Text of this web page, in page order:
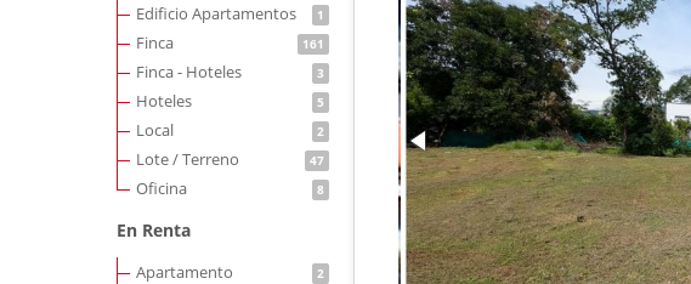
Edificio Apartamentos 1
Finca 161
Finca - Hoteles 3
Hoteles 5
Local 2
Lote / Terreno 47
Oficina 8
En Renta
Apartamento 2